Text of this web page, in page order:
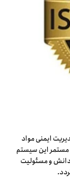
ایزو ۲۲۰۰۰ (سیستم مدیریت ایمنی مواد
مستمر این سیستم
و مسئولیت